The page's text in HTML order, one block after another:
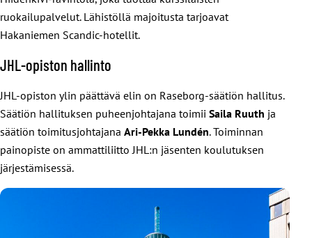
ruokailupalvelut. Lähistöllä majoitusta tarjoavat
Hakaniemen Scandic-hotellit.
JHL-opiston hallinto
JHL-opiston ylin päättävä elin on Raseborg-säätiön hallitus.
Säätiön hallituksen puheenjohtajana toimii Saila Ruuth ja
säätiön toimitusjohtajana Ari-Pekka Lundén. Toiminnan
painopiste on ammattiliitto JHL:n jäsenten koulutuksen
järjestämisessä.